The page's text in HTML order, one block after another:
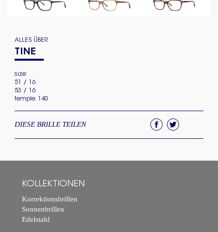
ALLES ÜBER
TINE
size:
51 / 16
53 / 16
temple: 140
DIESE BRILLE TEILEN
KOLLEKTIONEN
Korrektionsbrillen
Sonnenbrillen
Edelstahl